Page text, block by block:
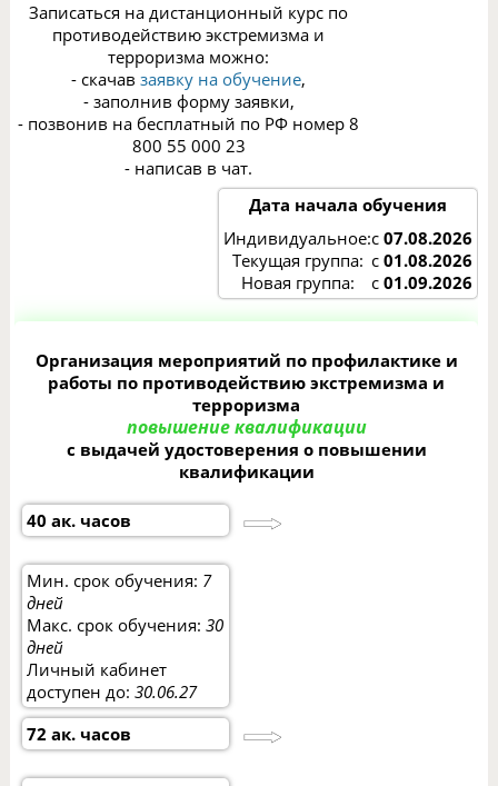
Записаться на дистанционный курс по
противодействию экстремизма и
терроризма можно:
- скачавзаявку на обучение,
- заполнив форму заявки,
- позвонив на бесплатный по РФ номер 8
800 55 000 23
- написав в чат.
Дата начала обучения
Индивидуальное:с07.08.2026
Текущая группа: с01.08.2026
Новая группа:
с01.09.2026
Организация мероприятий по профилактике и
работы по противодействию экстремизма и
терроризма
повышение квалификации
с выдачей удостоверения о повышении
квалификации
40 ак. часов
Мин. срок обучения: 7
дней
Макс. срок обучения:30
дней
Личный кабинет
доступен до:30.06.27
72 ак. часов